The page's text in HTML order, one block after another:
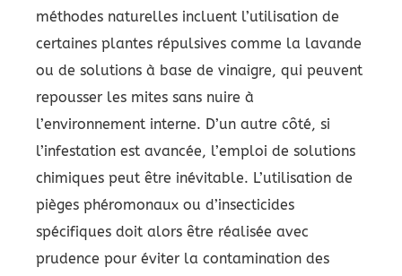
méthodes naturelles incluent l’utilisation de
certaines plantes répulsives comme la lavande
ou de solutions à base de vinaigre, qui peuvent
repousser les mites sans nuire à
l’environnement interne. D’un autre côté, si
l’infestation est avancée, l’emploi de solutions
chimiques peut être inévitable. L’utilisation de
pièges phéromonaux ou d’insecticides
spécifiques doit alors être réalisée avec
prudence pour éviter la contamination des